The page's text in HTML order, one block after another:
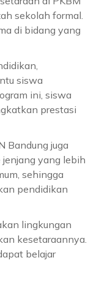
sekolah formal.
di bidang yang
siswa
ini, siswa
prestasi
Bandung juga
yang lebih
sehingga
pendidikan
lingkungan
kesetaraannya.
belajar